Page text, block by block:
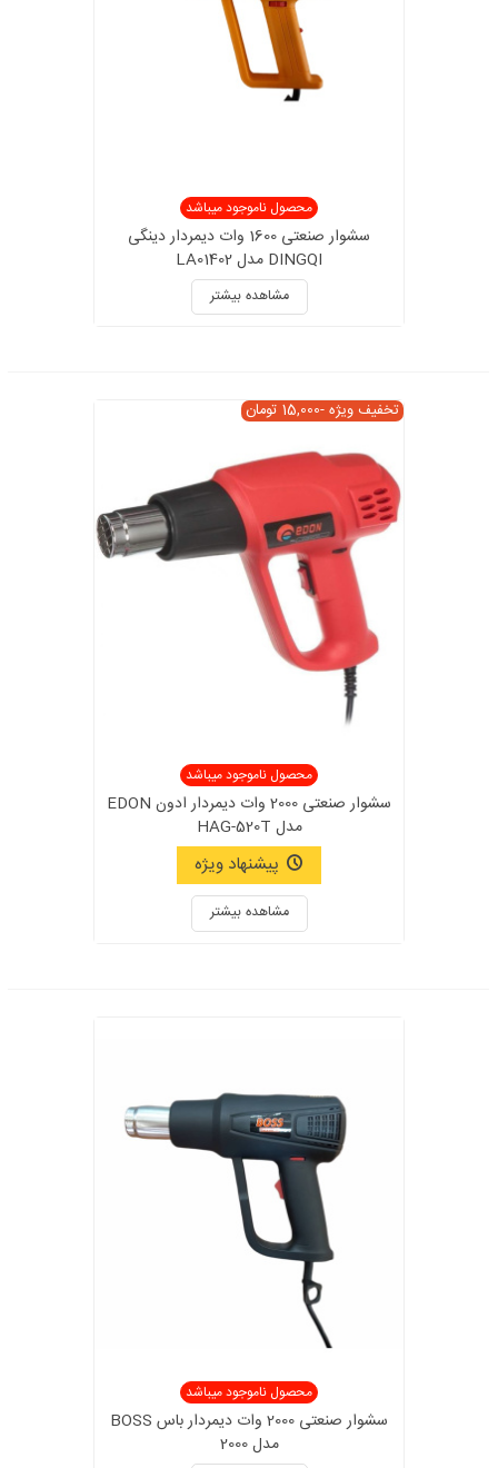
محصول ناموجود میباشد
سشوار صنعتی 1600 وات دیمردار دینگی
DINGQI مدل LA01402
مشاهده بیشتر
تخفیف ویژه-15,000 تومان
محصول ناموجود میباشد
سشوار صنعتی 2000 وات دیمردار ادون EDON
مدل HAG-520T
پیشنهاد ویژه
مشاهده بیشتر
محصول ناموجود میباشد
سشوار صنعتی 2000 وات دیمردار باس BOSS
مدل 2000